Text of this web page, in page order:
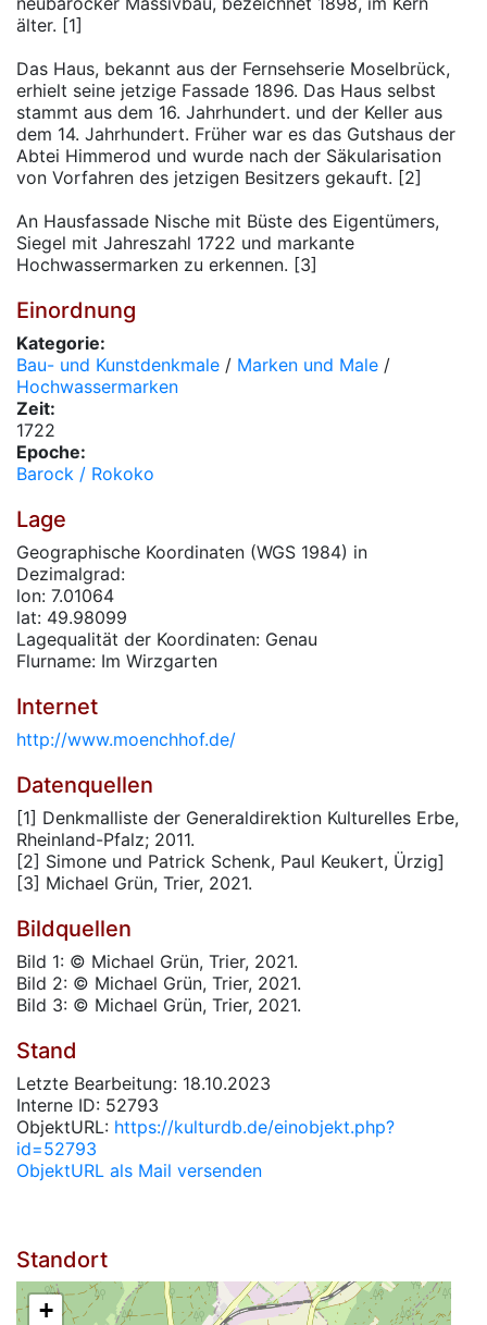
älter. [1]
Das Haus, bekannt aus der Fernsehserie Moselbrück,
erhielt seine jetzige Fassade 1896. Das Haus selbst
stammt aus dem 16. Jahrhundert. und der Keller aus
dem 14. Jahrhundert. Früher war es das Gutshaus der
Abtei Himmerod und wurde nach der Säkularisation
von Vorfahren des jetzigen Besitzers gekauft. [2]
An Hausfassade Nische mit Büste des Eigentümers,
Siegel mit Jahreszahl 1722 und markante
Hochwassermarken zu erkennen. [3]
Einordnung
Kategorie:
Bau- und Kunstdenkmale / Marken und Male /
Hochwassermarken
Zeit:
1722
Epoche:
Barock / Rokoko
Lage
Geographische Koordinaten (WGS 1984) in
Dezimalgrad:
lon: 7.01064
lat: 49.98099
Lagequalität der Koordinaten: Genau
Flurname: Im Wirzgarten
Internet
http://www.moenchhof.de/
Datenquellen
[1] Denkmalliste der Generaldirektion Kulturelles Erbe,
Rheinland-Pfalz; 2011.
[2] Simone und Patrick Schenk, Paul Keukert, Ürzig]
[3] Michael Grün, Trier, 2021.
Bildquellen
Bild 1: © Michael Grün, Trier, 2021.
Bild 2: © Michael Grün, Trier, 2021.
Bild 3: © Michael Grün, Trier, 2021.
Stand
Letzte Bearbeitung: 18.10.2023
Interne ID: 52793
ObjektURL: https://kulturdb.de/einobjekt.php?
id=52793
ObjektURL als Mail versenden
Standort
+